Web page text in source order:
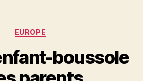
Catégories
EUROPE
boussole